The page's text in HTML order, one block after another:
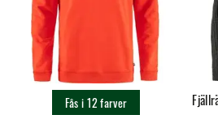
Fås i 12 farver